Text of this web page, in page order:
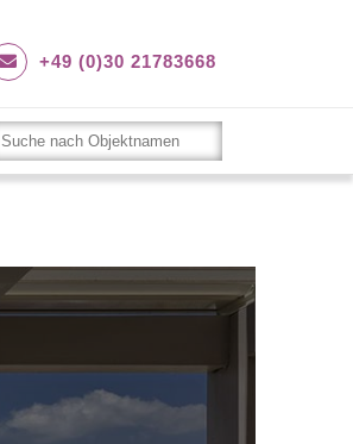
+49 (0)30 21783668